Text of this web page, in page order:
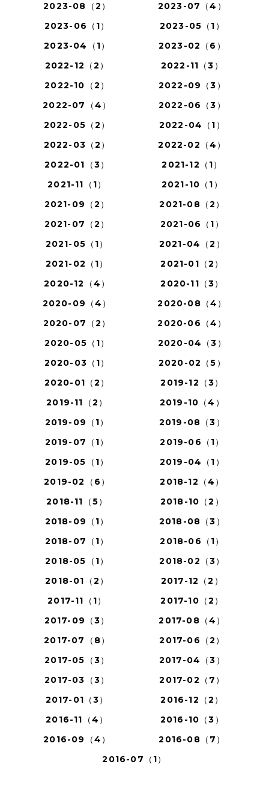
2023-08（2）
2023-07（4）
2023-06（1）
2023-05（1）
2023-04（1）
2023-02（6）
2022-12（2）
2022-11（3）
2022-10（2）
2022-09（3）
2022-07（4）
2022-06（3）
2022-05（2）
2022-04（1）
2022-03（2）
2022-02（4）
2022-01（3）
2021-12（1）
2021-11（1）
2021-10（1）
2021-09（2）
2021-08（2）
2021-07（2）
2021-06（1）
2021-05（1）
2021-04（2）
2021-02（1）
2021-01（2）
2020-12（4）
2020-11（3）
2020-09（4）
2020-08（4）
2020-07（2）
2020-06（4）
2020-05（1）
2020-04（3）
2020-03（1）
2020-02（5）
2020-01（2）
2019-12（3）
2019-11（2）
2019-10（4）
2019-09（1）
2019-08（3）
2019-07（1）
2019-06（1）
2019-05（1）
2019-04（1）
2019-02（6）
2018-12（4）
2018-11（5）
2018-10（2）
2018-09（1）
2018-08（3）
2018-07（1）
2018-06（1）
2018-05（1）
2018-02（3）
2018-01（2）
2017-12（2）
2017-11（1）
2017-10（2）
2017-09（3）
2017-08（4）
2017-07（8）
2017-06（2）
2017-05（3）
2017-04（3）
2017-03（3）
2017-02（7）
2017-01（3）
2016-12（2）
2016-11（4）
2016-10（3）
2016-09（4）
2016-08（7）
2016-07（1）